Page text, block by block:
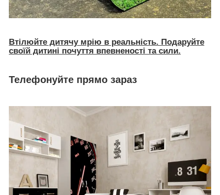
Втілюйте дитячу мрію в реальність. Подаруйте
своїй дитині почуття впевненості та сили.
Телефонуйте прямо зараз